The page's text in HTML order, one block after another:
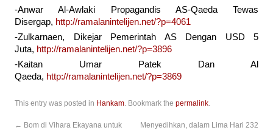
-Anwar Al-Awlaki Propagandis AS-Qaeda Tewas
Disergap, http://ramalanintelijen.net/?p=4061
-Zulkarnaen, Dikejar Pemerintah AS Dengan USD 5
Juta, http://ramalanintelijen.net/?p=3896
-Kaitan Umar Patek Dan Al
Qaeda, http://ramalanintelijen.net/?p=3869
This entry was posted in Hankam . Bookmark the permalink
← Bom di Vihara Ekayana untuk
Menyedihkan, dalam Lima Hari 232